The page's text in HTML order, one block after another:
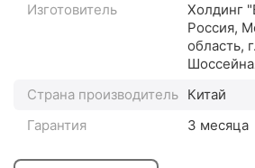
Изготовитель
Холдинг
Россия,
область,
Страна производитель Китай
Гарантия
3 месяца